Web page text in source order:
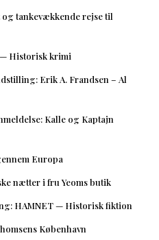
og tankevækkende rejse til
— Historisk krimi
Erik A. Frandsen – Al
Kalle og Kaptajn
Europa
nætter i fru Yeoms butik
HAMNET — Historisk fiktion
København